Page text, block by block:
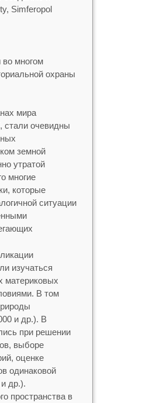
Simferopol
многом
охраны
мира
стали очевидны
земной
утратой
многие
которые
ситуации
изучаться
материковых
В том
и др.). В
при решении
выборе
оценке
одинаковой
др.).
пространства в